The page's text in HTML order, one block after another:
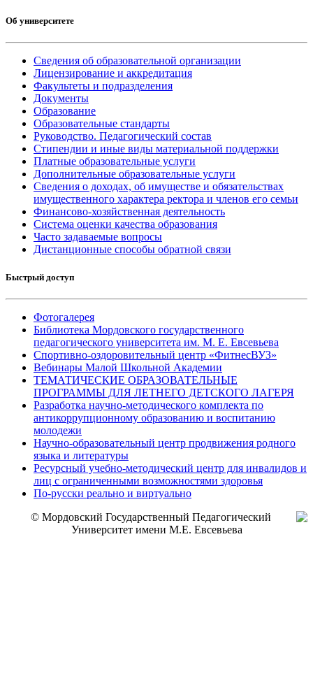
Об университете
Сведения об образовательной организации
Лицензирование и аккредитация
Факультеты и подразделения
Документы
Образование
Образовательные стандарты
Руководство. Педагогический состав
Стипендии и иные виды материальной поддержки
Платные образовательные услуги
Дополнительные образовательные услуги
Сведения о доходах, об имуществе и обязательствах
имущественного характера ректора и членов его семьи
Финансово-хозяйственная деятельность
Система оценки качества образования
Часто задаваемые вопросы
Дистанционные способы обратной связи
Быстрый доступ
Фотогалерея
Библиотека Мордовского государственного
педагогического университета им. М. Е. Евсевьева
Спортивно-оздоровительный центр «ФитнесВУЗ»
Вебинары Малой Школьной Академии
ТЕМАТИЧЕСКИЕ ОБРАЗОВАТЕЛЬНЫЕ
ПРОГРАММЫ ДЛЯ ЛЕТНЕГО ДЕТСКОГО ЛАГЕРЯ
Разработка научно-методического комплекта по
антикоррупционному образованию и воспитанию
молодежи
Научно-образовательный центр продвижения родного
языка и литературы
Ресурсный учебно-методический центр для инвалидов и
лиц с ограниченными возможностями здоровья
По-русски реально и виртуально
© Мордовский Государственный Педагогический
Университет имени М.Е. Евсевьева